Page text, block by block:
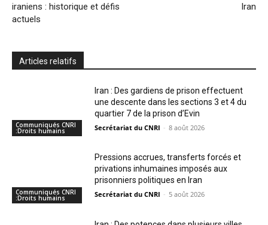
iraniens : historique et défis
actuels
Iran
Articles relatifs
Communiqués CNRI
:Droits humains
Iran : Des gardiens de prison effectuent
une descente dans les sections 3 et 4 du
quartier 7 de la prison d’Evin
Secrétariat du CNRI - 8 août 2026
Communiqués CNRI
:Droits humains
Pressions accrues, transferts forcés et
privations inhumaines imposés aux
prisonniers politiques en Iran
Secrétariat du CNRI - 5 août 2026